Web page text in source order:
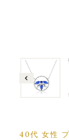
40代 女性